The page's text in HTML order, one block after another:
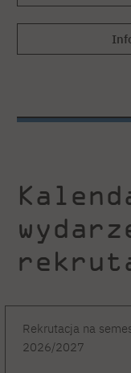
Rekrutacja na
2026/2027